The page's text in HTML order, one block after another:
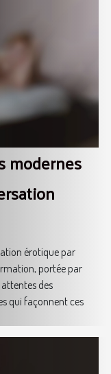
modernes
érotique par
portée par
des
qui façonnent ces